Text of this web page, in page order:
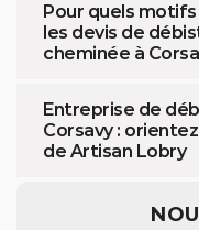
Pour quels
les devis de
cheminée à
Entreprise de
Corsavy :
de Artisan Lobry